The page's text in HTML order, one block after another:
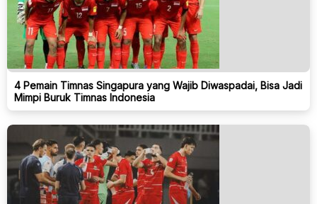
4 Pemain Timnas Singapura yang Wajib Diwaspadai, Bisa Jadi
Mimpi Buruk Timnas Indonesia